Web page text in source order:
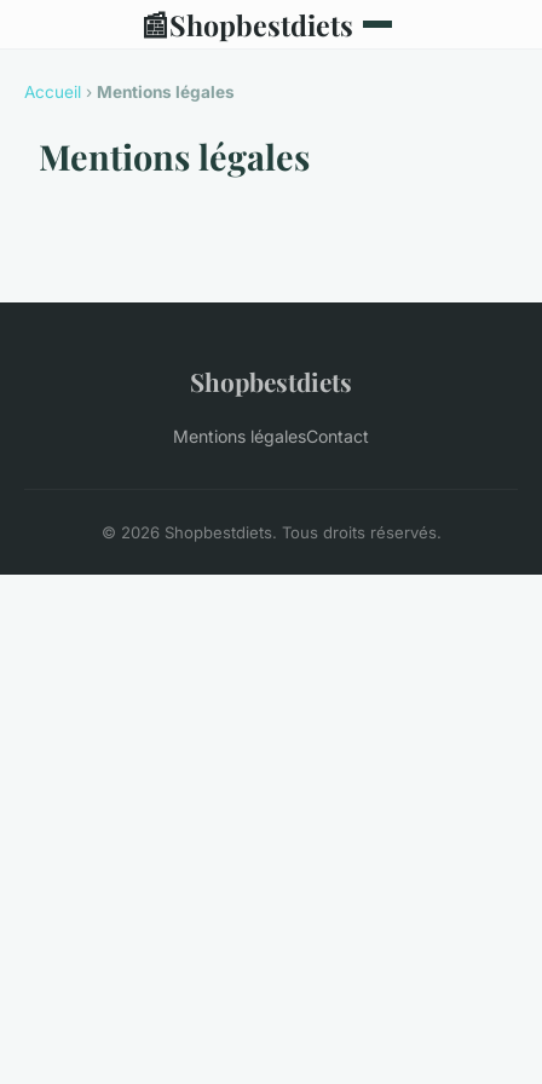
📰Shopbestdiets
Accueil › Mentions légales
Mentions légales
Shopbestdiets
Mentions légalesContact
© 2026 Shopbestdiets. Tous droits réservés.